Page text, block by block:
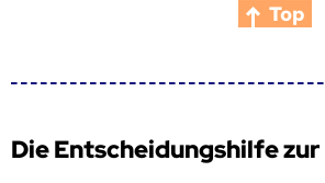
Top
Die Entscheidungshilfe